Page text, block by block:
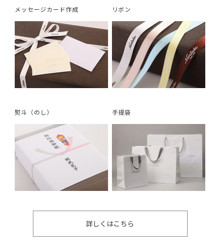
メッセージカード作成 リボン
熨斗（のし） 手提袋
詳しくはこちら